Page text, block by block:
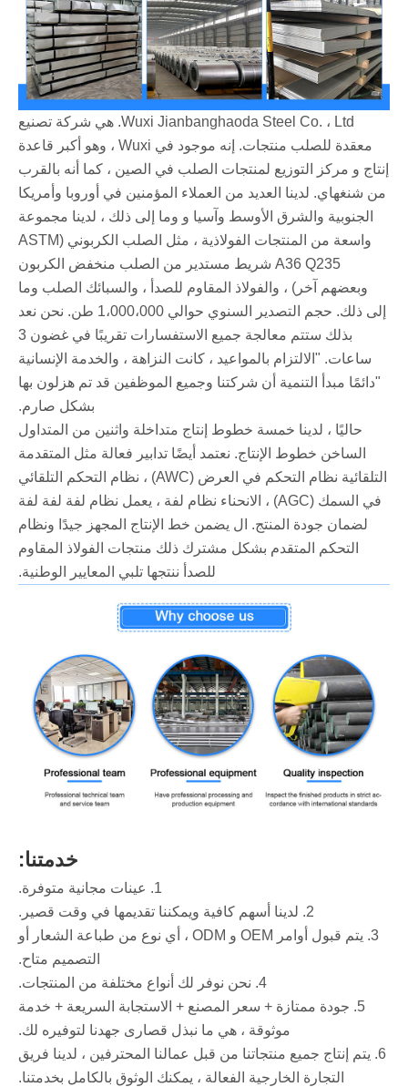
Wuxi Jianbanghaoda Steel Co. ، Ltd. هي شركة تصنيع
معقدة للصلب منتجات. إنه موجود في Wuxi ، وهو أكبر قاعدة
إنتاج و مركز التوزيع لمنتجات الصلب في الصين ، كما أنه بالقرب
من شنغهاي. لدينا العديد من العملاء المؤمنين في أوروبا وأمريكا
الجنوبية والشرق الأوسط وآسيا و وما إلى ذلك ، لدينا مجموعة
واسعة من المنتجات الفولاذية ، مثل الصلب الكربوني (ASTM
A36 Q235 شريط مستدير من الصلب منخفض الكربون
وبعضهم آخر) ، والفولاذ المقاوم للصدأ ، والسبائك الصلب وما
إلى ذلك. حجم التصدير السنوي حوالي 1،000،000 طن. نحن نعد
بذلك ستتم معالجة جميع الاستفسارات تقريبًا في غضون 3
ساعات. "الالتزام بالمواعيد ، كانت النزاهة ، والخدمة الإنسانية
"دائمًا مبدأ التنمية أن شركتنا وجميع الموظفين قد تم هزلون بها
بشكل صارم.
حاليًا ، لدينا خمسة خطوط إنتاج متداخلة واثنين من المتداول
الساخن خطوط الإنتاج. نعتمد أيضًا تدابير فعالة مثل المتقدمة
التلقائية نظام التحكم في العرض (AWC) ، نظام التحكم التلقائي
في السمك (AGC) ، الانحناء نظام لفة ، يعمل نظام لفة لفة لفة
لضمان جودة المنتج. ال يضمن خط الإنتاج المجهز جيدًا ونظام
التحكم المتقدم بشكل مشترك ذلك منتجات الفولاذ المقاوم
للصدأ ننتجها تلبي المعايير الوطنية.
خدمتنا:
1. عينات مجانية متوفرة.
2. لدينا أسهم كافية ويمكننا تقديمها في وقت قصير.
3. يتم قبول أوامر OEM و ODM ، أي نوع من طباعة الشعار أو
التصميم متاح.
4. نحن نوفر لك أنواع مختلفة من المنتجات.
5. جودة ممتازة + سعر المصنع + الاستجابة السريعة + خدمة
موثوقة ، هي ما نبذل قصارى جهدنا لتوفيره لك.
6. يتم إنتاج جميع منتجاتنا من قبل عمالنا المحترفين ، لدينا فريق
التجارة الخارجية الفعالة ، يمكنك الوثوق بالكامل بخدمتنا.